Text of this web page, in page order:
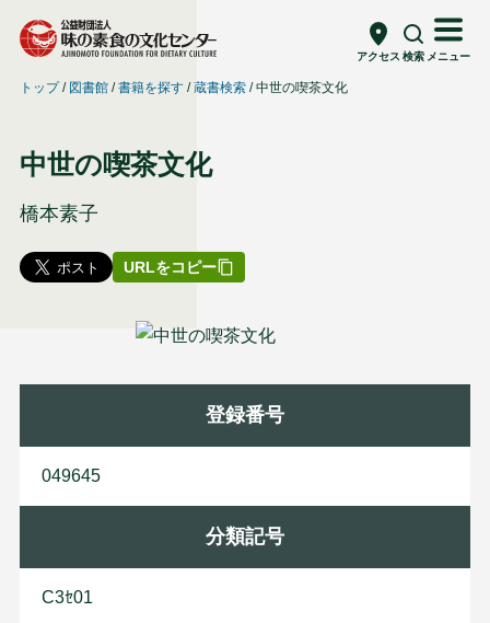
アクセス 検索 メニュー
トップ 図書館 書籍を探す 蔵書検索 中世の喫茶文化
中世の喫茶文化
橋本素子
URLをコピー
登録番号
049645
分類記号
C3ｾ01